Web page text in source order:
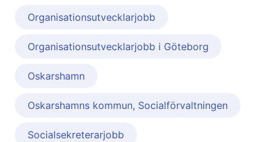
Organisationsutvecklarjobb
Organisationsutvecklarjobb i Göteborg
Oskarshamn
Oskarshamns kommun, Socialförvaltningen
Socialsekreterarjobb